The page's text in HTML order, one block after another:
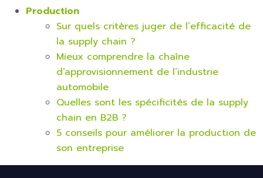
Production
Sur quels critères juger de l’efficacité de
la supply chain ?
Mieux comprendre la chaîne
d’approvisionnement de l’industrie
automobile
Quelles sont les spécificités de la supply
chain en B2B ?
5 conseils pour améliorer la production de
son entreprise